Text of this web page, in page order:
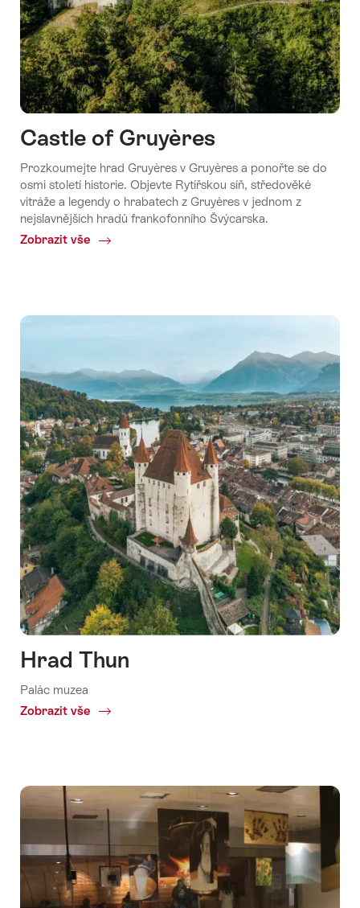
Castle of Gruyères
Prozkoumejte hrad Gruyères v Gruyères a ponořte se do
osmi století historie. Objevte Rytířskou síň, středověké
vitráže a legendy o hrabatech z Gruyères v jednom z
nejslavnějších hradů frankofonního Švýcarska.
Zobrazit vše
Common.Of
Hrad Thun
Palác muzea
Zobrazit vše
Common.Of